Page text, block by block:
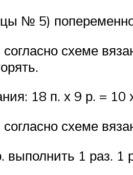
№ 5)
схеме
18 п. х 9 р. = 10
схеме
выполнить 1 раз. 1